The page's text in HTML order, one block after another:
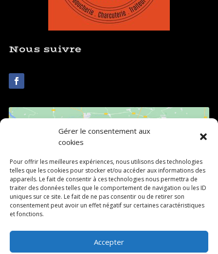
Gérer le consentement aux
cookies
Pour offrir les meilleures expériences, nous utilisons des technologies
telles que les cookies pour stocker et/ou accéder aux informations des
appareils. Le fait de consentir à ces technologies nous permettra de
traiter des données telles que le comportement de navigation ou les ID
uniques sur ce site. Le fait de ne pas consentir ou de retirer son
consentement peut avoir un effet négatif sur certaines caractéristiques
et fonctions.
Accepter
Nous suivre
Cliquez pour accepter les cookies
marketing et activer ce contenu